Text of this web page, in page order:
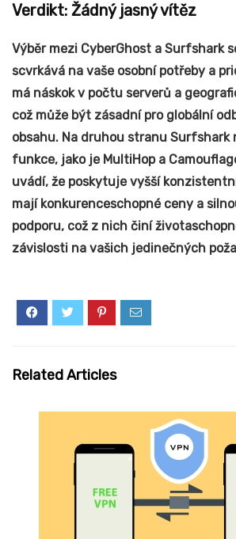
Verdikt: Žádný jasný vítěz
Výběr mezi CyberGhost a Surfshark
scvrkává na vaše osobní potřeby a
má náskok v počtu serverů a
což může být zásadní pro globální
obsahu. Na druhou stranu
funkce, jako je MultiHop a
uvádí, že poskytuje vyšší
mají konkurenceschopné ceny a
podporu, což z nich činí
závislosti na vašich jedinečných
Related Articles